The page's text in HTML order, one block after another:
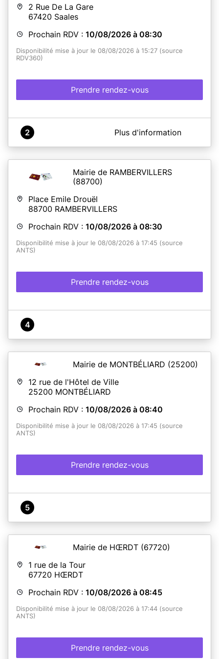
En savoir plus
2 Rue De La Gare
67420 Saales
Prochain RDV : 10/08/2026 à 08:30
Disponibilité mise à jour le 08/08/2026 à 15:27 (source
RDV360)
Prendre rendez-vous
A propos de France Services Saales
En savoir plus
2 Plus d'information
Mairie de RAMBERVILLERS
(88700)
Place Emile Drouël
88700 RAMBERVILLERS
Prochain RDV : 10/08/2026 à 08:30
Disponibilité mise à jour le 08/08/2026 à 17:45 (source
ANTS)
Prendre rendez-vous
4
Mairie de MONTBÉLIARD (25200)
12 rue de l'Hôtel de Ville
25200 MONTBÉLIARD
Prochain RDV : 10/08/2026 à 08:40
Disponibilité mise à jour le 08/08/2026 à 17:45 (source
ANTS)
Prendre rendez-vous
5
Mairie de HŒRDT (67720)
1 rue de la Tour
67720 HŒRDT
Prochain RDV : 10/08/2026 à 08:45
Disponibilité mise à jour le 08/08/2026 à 17:44 (source
ANTS)
Prendre rendez-vous